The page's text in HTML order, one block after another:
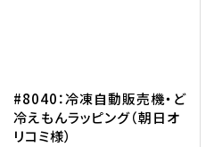
#8040：冷凍自動販売機・ど
冷えもんラッピング（朝日オ
リコミ様）